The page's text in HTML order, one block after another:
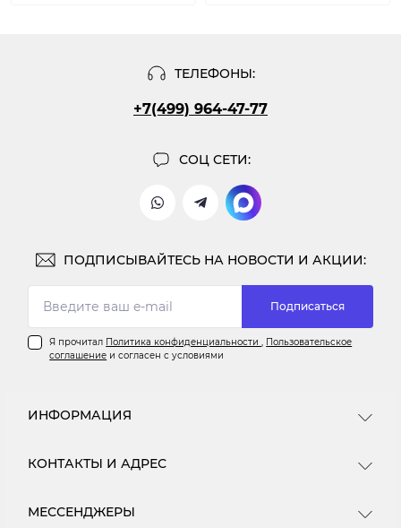
ТЕЛЕФОНЫ:
+7(499) 964-47-77
СОЦ СЕТИ:
ПОДПИСЫВАЙТЕСЬ НА НОВОСТИ И АКЦИИ:
Подписаться
Я прочитал Политика конфиденциальности, Пользовательское
соглашение и согласен с условиями
ИНФОРМАЦИЯ
О магазине
Ищем новых поставщиков
КОНТАКТЫ И АДРЕС
(внешняя сторона) ул Энергетиков д. 24 ПН - ПТ: с
МЕССЕНДЖЕРЫ